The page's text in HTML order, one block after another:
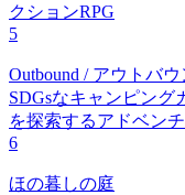
クションRPG
5
Outbound / アウトバウ
SDGsなキャンピング
を探索するアドベン
6
ほの暮しの庭